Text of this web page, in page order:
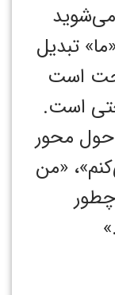
می‌شوید
تبدیل
است
است.
حول محور
«من